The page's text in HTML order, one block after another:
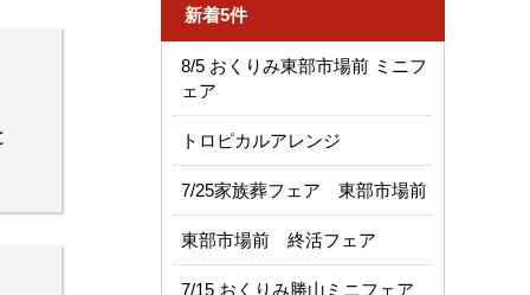
新着5件
8/5 おくりみ東部市場前 ミニフ
ェア
トロピカルアレンジ
7/25家族葬フェア 東部市場前
東部市場前 終活フェア
7/15 おくりみ勝山ミニフェア